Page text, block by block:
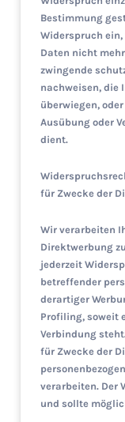
Bestimmung
Widerspruch ein,
Daten nicht
zwingende
nachweisen, die
überwiegen,
Ausübung oder
dient.
für Zwecke der
Wir verarbeiten
Direktwerbung
jederzeit
betreffender
derartiger
Profiling, soweit
Verbindung
für Zwecke der
verarbeiten. Der
und sollte